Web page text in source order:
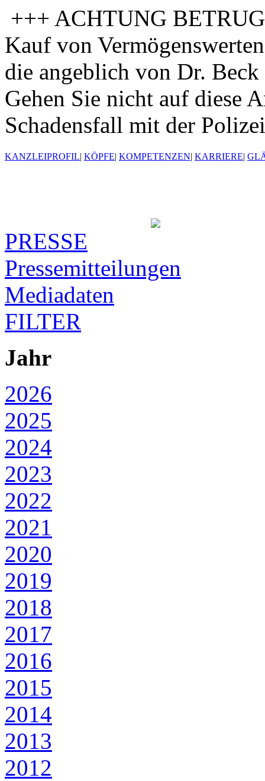
+++ ACHTUNG
Kauf von
die angeblich von Dr.
Gehen Sie nicht auf diese
Schadensfall mit der
KANZLEIPROFIL| KÖPFE| KOMPETENZEN| KARRIERE|
PRESSE
Pressemitteilungen
Mediadaten
FILTER
Jahr
2026
2025
2024
2023
2022
2021
2020
2019
2018
2017
2016
2015
2014
2013
2012